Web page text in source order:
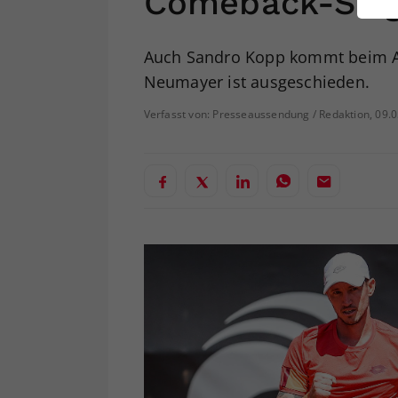
Auch Sandro Kopp kommt beim
Neumayer ist ausgeschieden.
Verfasst von: Presseaussendung / Redaktion,